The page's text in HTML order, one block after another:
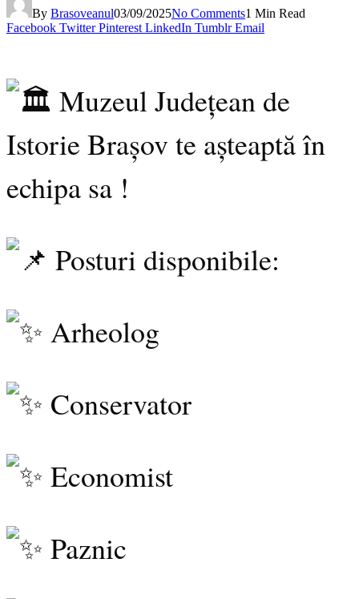
By Brasoveanul03/09/2025No Comments1 Min Read
Facebook Twitter Pinterest LinkedIn Tumblr Email
Muzeul Județean de
Istorie Brașov te așteaptă în
echipa sa !
Posturi disponibile:
Arheolog
Conservator
Economist
Paznic